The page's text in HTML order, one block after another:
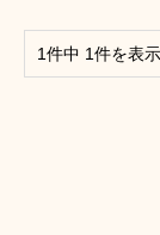
1件中 1件を表示